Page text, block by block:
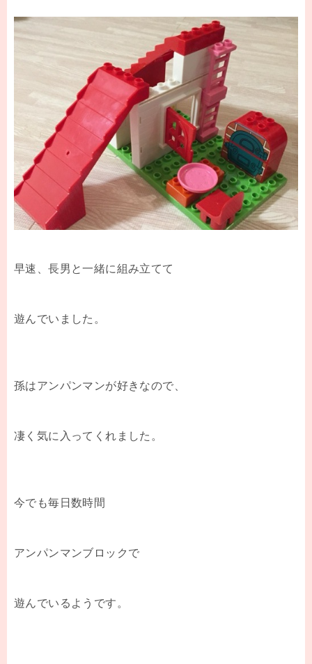
早速、長男と一緒に組み立てて
遊んでいました。
孫はアンパンマンが好きなので、
凄く気に入ってくれました。
今でも毎日数時間
アンパンマンブロックで
遊んでいるようです。